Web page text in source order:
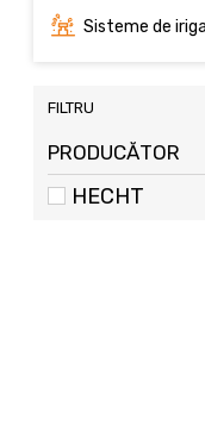
Sisteme de
FILTRU
PRODUCĂTOR
HECHT